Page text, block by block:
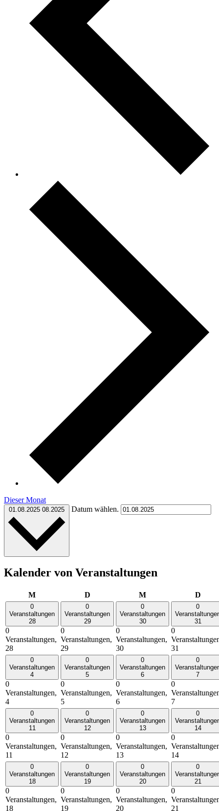
Dieser Monat
01.08.2025 08.2025 Datum wählen.
Kalender von Veranstaltungen
MMontag DDienstag MMittwoch D
0
Veranstaltungen
28
0
Veranstaltungen,
28
0
Veranstaltungen
29
0
Veranstaltungen,
29
0
Veranstaltungen
30
0
Veranstaltungen,
30
0
31
0
31
0
Veranstaltungen
4
0
Veranstaltungen,
4
0
Veranstaltungen
5
0
Veranstaltungen,
5
0
Veranstaltungen
6
0
Veranstaltungen,
6
0
7
0
7
0
Veranstaltungen
11
0
Veranstaltungen,
11
0
Veranstaltungen
12
0
Veranstaltungen,
12
0
Veranstaltungen
13
0
Veranstaltungen,
13
0
14
0
14
0
Veranstaltungen
18
0
Veranstaltungen,
18
0
Veranstaltungen
19
0
Veranstaltungen,
19
0
Veranstaltungen
20
0
Veranstaltungen,
20
0
21
0
21